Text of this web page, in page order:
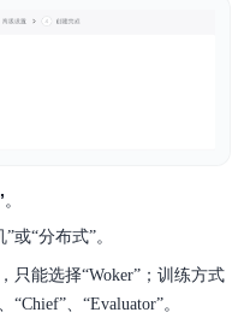
。
或“分布式”。
只能选择“Woker”；训练方式
、“Evaluator”。